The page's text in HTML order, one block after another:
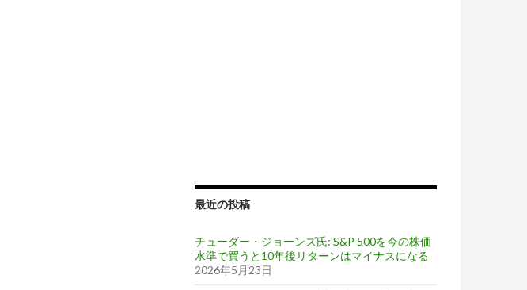
最近の投稿
チューダー・ジョーンズ氏: S&P 500を今の株価
水準で買うと10年後リターンはマイナスになる
2026年5月23日